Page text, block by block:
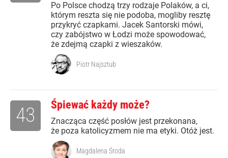
Po Polsce chodzą trzy rodzaje Polaków, a ci,
którym reszta się nie podoba, mogliby resztę
przykryć czapkami. Jacek Santorski mówi,
czy zabójstwo w Łodzi może spowodować,
że zdejmą czapki z wieszaków.
Piotr Najsztub
Śpiewać każdy może?
Znacząca część posłów jest przekonana,
że poza katolicyzmem nie ma etyki. Otóż jest.
43
Magdalena Środa